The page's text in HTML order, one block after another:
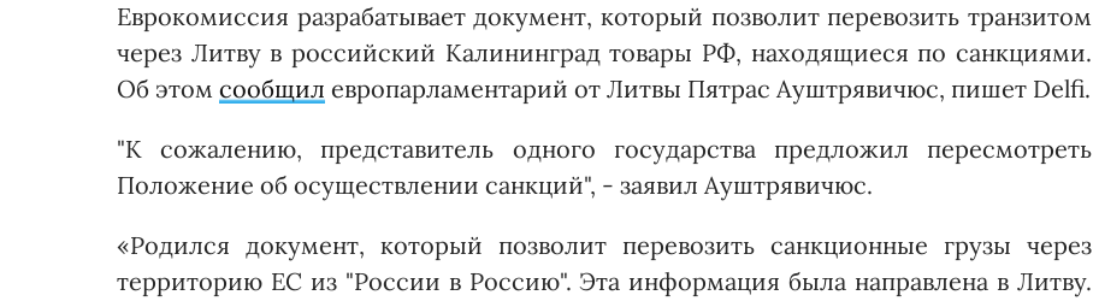
Еврокомиссия разрабатывает документ, который позволит перевозить транзитом
через Литву в российский Калининград товары РФ, находящиеся по санкциями.
Об этом сообщил европарламентарий от Литвы Пятрас Ауштрявичюс, пишет Delfi.
"К сожалению, представитель одного государства предложил пересмотреть
Положение об осуществлении санкций", - заявил Ауштрявичюс.
«Родился документ, который позволит перевозить санкционные грузы через
территорию ЕС из "России в Россию". Эта информация была направлена в Литву.